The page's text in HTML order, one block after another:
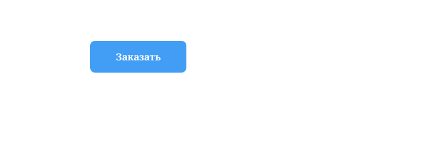
Заказать